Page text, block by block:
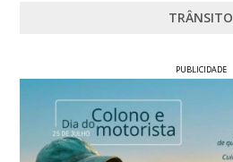
TRÂNSITO
PUBLICIDADE